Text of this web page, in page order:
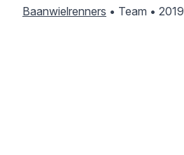
Baanwielrenners • Team • 2019